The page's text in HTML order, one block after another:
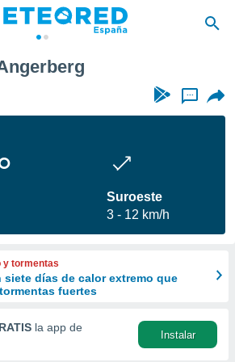
...
Suroeste
3
12 km/h
y tormentas
siete días de calor extremo que
fuertes
la app de
Instalar